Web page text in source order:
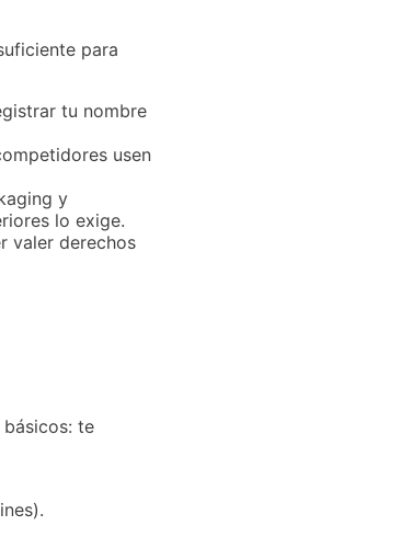
para
tu nombre
usen
y
lo exige.
valer derechos
te